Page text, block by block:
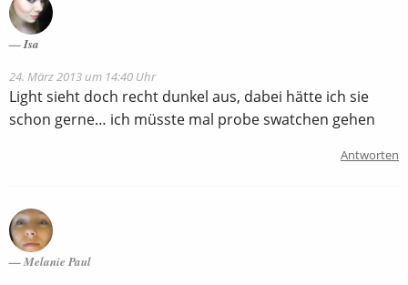
Isa
24. März 2013 um 14:40 Uhr
Light sieht doch recht dunkel aus, dabei hätte ich sie
schon gerne… ich müsste mal probe swatchen gehen
Antworten
Melanie Paul